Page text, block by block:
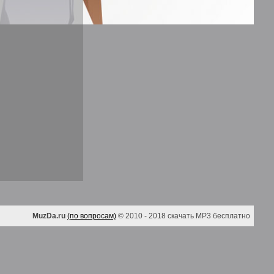
MuzDa.ru (по вопросам) © 2010 - 2018 скачать MP3 бесплатно